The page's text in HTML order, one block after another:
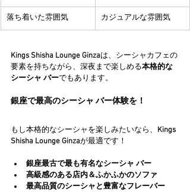
落ち着いた雰囲気 カジュアルな雰囲気
Kings Shisha Lounge Ginzaは、シーシャカフェの
要素を持ちながら、深夜まで楽しめる本格的な
シーシャ バーでもあります。
銀座で最高のシーシャ バー体験を！
もし本格的なシーシャを楽しみたいなら、 Kings
Shisha Lounge Ginzaが最適です！
銀座最古で最も有名なシーシャ バー
高級感のある店内＆ふかふかのソファ
最高品質のシーシャと豊富なフレーバー